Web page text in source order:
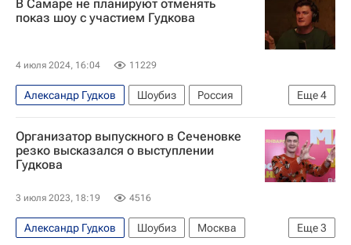
В Самаре не планируют отменять
показ шоу с участием Гудкова
4 июля 2024, 16:04 11229
Еще4
Александр Гудков Шоубиз
Россия
Самара
Владимир Осиповский
Киномакс
Вологодская область
Организатор выпускного в Сеченовке
резко высказался о выступлении
Гудкова
3 июля 2023, 18:19 4516
Еще3
Александр Гудков Шоубиз
Москва